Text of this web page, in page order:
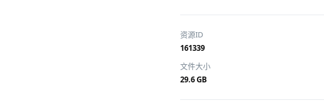
资源ID
161339
文件大小
29.6 GB